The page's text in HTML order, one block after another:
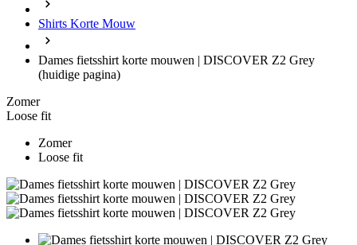
Shirts Korte Mouw
Dames fietsshirt korte mouwen | DISCOVER Z2 Grey
(huidige pagina)
Zomer
Loose fit
Zomer
Loose fit